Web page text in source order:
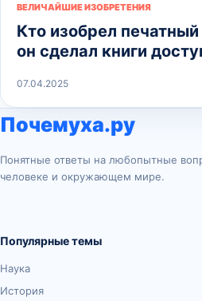
ВЕЛИЧАЙШИЕ ИЗОБРЕТЕНИЯ
Кто изобрел
он сделал книги
07.04.2025
Почемуха.ру
Понятные ответы на любопытные
человеке и окружающем мире.
Популярные темы
Наука
История